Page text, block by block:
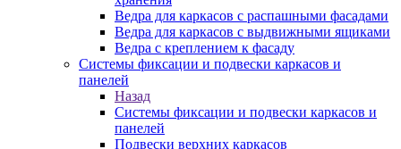
Ведра для каркасов с распашными фасадами
Ведра для каркасов с выдвижными ящиками
Ведра с креплением к фасаду
Системы фиксации и подвески каркасов и
панелей
Назад
Системы фиксации и подвески каркасов и
панелей
Подвески верхних каркасов